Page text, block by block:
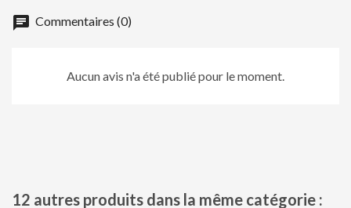
chat Commentaires (0)
Aucun avis n'a été publié pour le moment.
12 autres produits dans la même catégorie :